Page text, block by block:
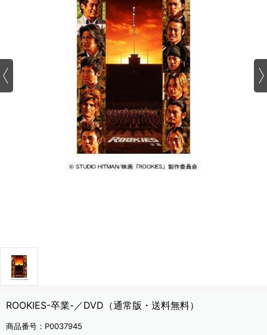
ROOKIES-卒業-／DVD（通常版・送料無料）
商品番号： P0037945